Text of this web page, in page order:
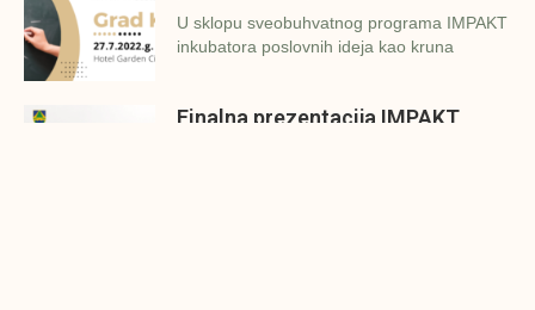
U sklopu sveobuhvatnog programa IMPAKT
inkubatora poslovnih ideja kao kruna
Finalna prezentacija IMPAKT